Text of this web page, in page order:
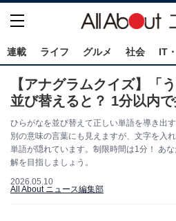
連載 ライフ グルメ 社会 IT
【アナグラムクイズ】「
並び替えると？ 1分以内
ひらがなを並び替えて正しい単語を導き出
別の意味の言葉にも見えますが、文字を入
単語が隠れています。制限時間は1分！ あ
解を目指しましょう。
2026.05.10
All About ニュース編集部